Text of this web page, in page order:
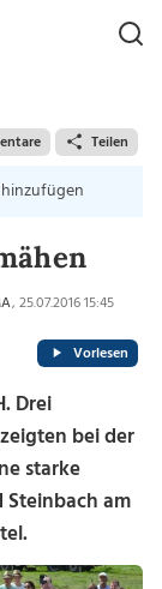
Teilen
, 25.07.2016 15:45
Vorlesen
Drei
bei der
starke
am